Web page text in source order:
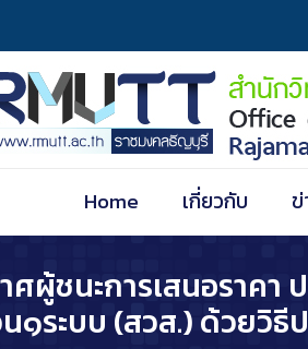
Home เกี่ยวกับ
ศผู้ชนะการเสนอราคา
๑ระบบ (สวส.) ด้วยวิ